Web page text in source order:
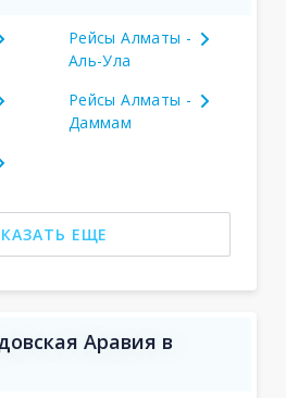
Рейсы Алматы -
Аль-Ула
Рейсы Алматы -
Даммам
ЕЩЕ
Аравия в